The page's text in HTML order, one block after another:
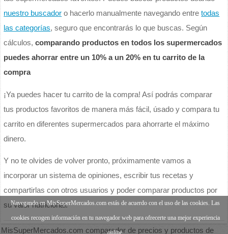
nuestro buscador o hacerlo manualmente navegando entretodas
las categorías, seguro que encontrarás lo que buscas. Según
cálculos,comparando productos en todos los supermercados
puedes ahorrar entre un 10% a un 20% en tu carrito de la
compra
¡Ya puedes hacer tu carrito de la compra! Así podrás comparar
tus productos favoritos de manera más fácil, úsado y compara tu
carrito en diferentes supermercados para ahorrarte el máximo
dinero.
Y no te olvides de volver pronto, próximamente vamos a
incorporar un sistema de opiniones, escribir tus recetas y
compartirlas con otros usuarios y poder comparar productos por
su valor nutricional.
MisSuperMercados.com comparador de precios y productos de
Navegando en MisSuperMercados.com estás de acuerdo con el uso de las cookies. Las
cookies recogen información en tu navegador web para ofrecerte una mejor experiencia
online.